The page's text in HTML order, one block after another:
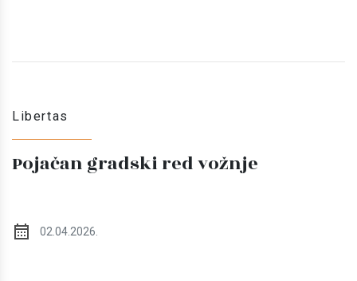
Libertas
Pojačan gradski red vožnje
02.04.2026.